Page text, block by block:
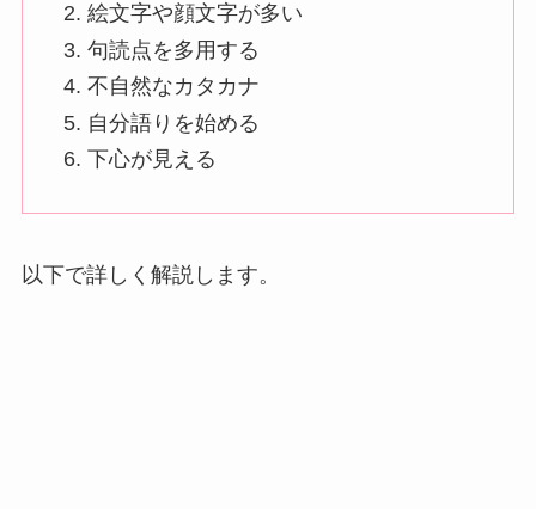
絵文字や顔文字が多い
句読点を多用する
不自然なカタカナ
自分語りを始める
下心が見える
以下で詳しく解説します。